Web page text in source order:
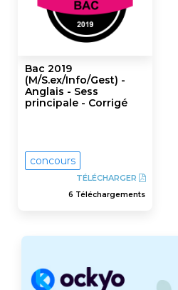
Bac 2019
(M/S.ex/Info/Gest) -
Anglais - Sess
principale - Corrigé
concours
TÉLÉCHARGER
6 Téléchargements